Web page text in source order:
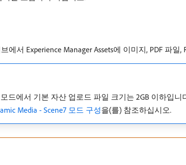
에서 Experience Manager Assets에 이미지, PDF 파
모드에서 기본 자산 업로드 파일 크기는 2GB 이하입
Media - Scene7 모드 구성을(를) 참조하십시오.